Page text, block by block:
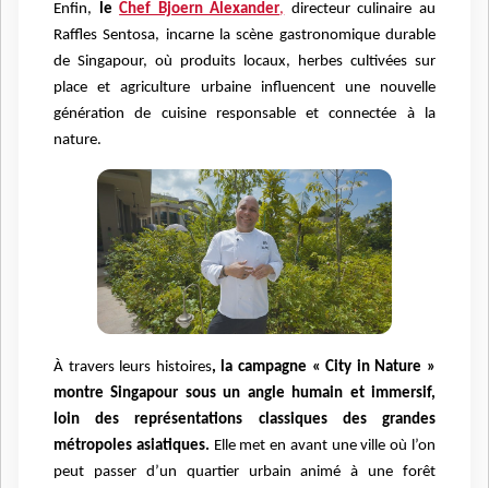
Enfin, leChef Bjoern Alexander, directeur culinaire au
Raffles Sentosa, incarne la scène gastronomique durable
de Singapour, où produits locaux, herbes cultivées sur
place et agriculture urbaine influencent une nouvelle
génération de cuisine responsable et connectée à la
nature.
À travers leurs histoires, la campagne « City in Nature »
montre Singapour sous un angle humain et immersif,
loin des représentations classiques des grandes
métropoles asiatiques. Elle met en avant une ville où l’on
peut passer d’un quartier urbain animé à une forêt